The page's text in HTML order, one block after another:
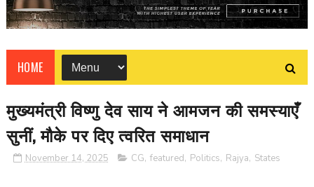
HOME
मुख्यमंत्री विष्णु देव साय ने आमजन की समस्याएँ
सुनीं, मौके पर दिए त्वरित समाधान
November 14, 2025 CG, featured, Politics, Rajya, States